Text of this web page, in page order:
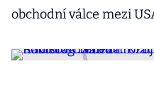
obchodní válce mezi